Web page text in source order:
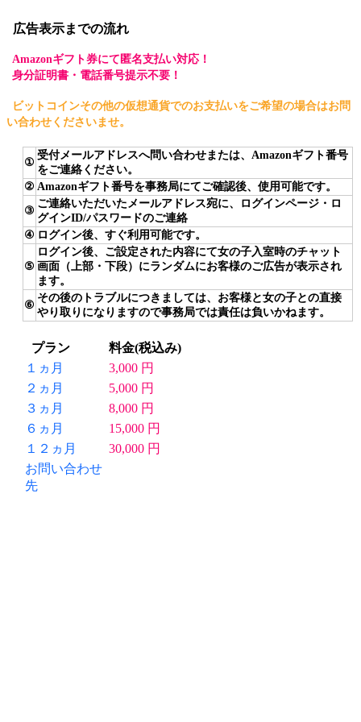
広告表示までの流れ
Amazonギフト券にて匿名支払い対応！
身分証明書・電話番号提示不要！
ビットコインその他の仮想通貨でのお支払いをご希望の場合はお問
い合わせくださいませ。
①
受付メールアドレスへ問い合わせまたは、Amazonギフト番号
をご連絡ください。
② Amazonギフト番号を事務局にてご確認後、使用可能です。
③
ご連絡いただいたメールアドレス宛に、ログインページ・ロ
グインID/パスワードのご連絡
④ ログイン後、すぐ利用可能です。
⑤
ログイン後、ご設定された内容にて女の子入室時のチャット
画面（上部・下段）にランダムにお客様のご広告が表示され
ます。
⑥
その後のトラブルにつきましては、お客様と女の子との直接
やり取りになりますので事務局では責任は負いかねます。
プラン
料金(税込み)
１ヵ月
3,000 円
２ヵ月
5,000 円
３ヵ月
8,000 円
６ヵ月
15,000 円
１２ヵ月
30,000 円
お問い合わせ
先